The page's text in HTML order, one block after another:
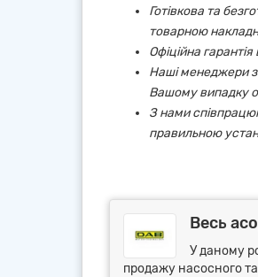
Готівкова та
товарною
Офіційна
Наші менеджери
Вашому випадку
З нами
правильною
Весь
У даному
продажу насосного та